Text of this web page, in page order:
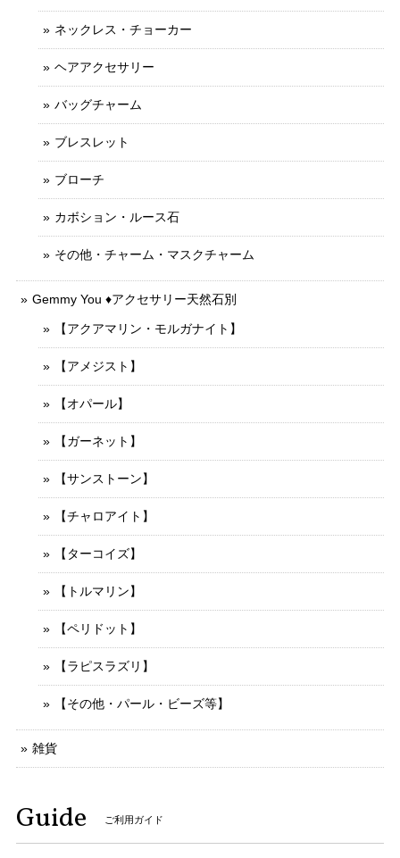
ネックレス・チョーカー
ヘアアクセサリー
バッグチャーム
ブレスレット
ブローチ
カボション・ルース石
その他・チャーム・マスクチャーム
Gemmy You ♦︎アクセサリー天然石別
【アクアマリン・モルガナイト】
【アメジスト】
【オパール】
【ガーネット】
【サンストーン】
【チャロアイト】
【ターコイズ】
【トルマリン】
【ペリドット】
【ラピスラズリ】
【その他・パール・ビーズ等】
雑貨
Guide ご利用ガイド